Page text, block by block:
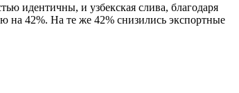
идентичны, и узбекская слива, благодаря
на 42%. На те же 42% снизились экспортные